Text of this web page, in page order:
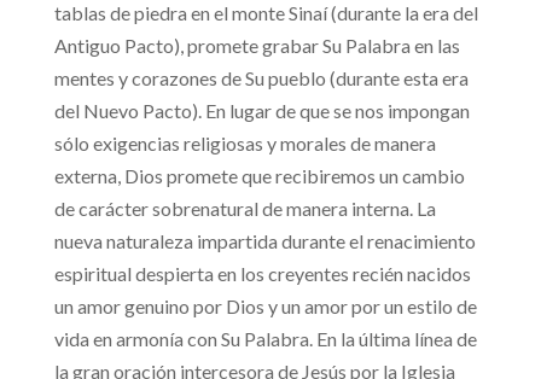
tablas de piedra en el monte Sinaí (durante la era del
Antiguo Pacto), promete grabar Su Palabra en las
mentes y corazones de Su pueblo (durante esta era
del Nuevo Pacto). En lugar de que se nos impongan
sólo exigencias religiosas y morales de manera
externa, Dios promete que recibiremos un cambio
de carácter sobrenatural de manera interna. La
nueva naturaleza impartida durante el renacimiento
espiritual despierta en los creyentes recién nacidos
un amor genuino por Dios y un amor por un estilo de
vida en armonía con Su Palabra. En la última línea de
la gran oración intercesora de Jesús por la Iglesia